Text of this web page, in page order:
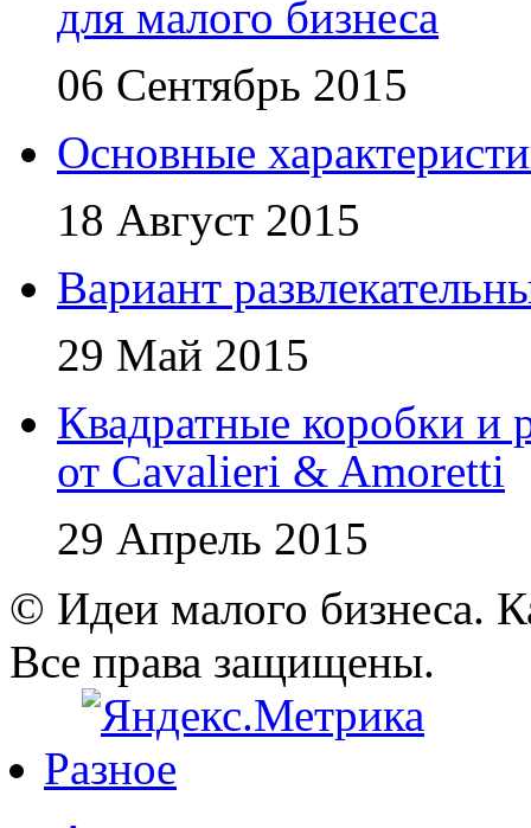
для малого бизнеса
06 Сентябрь 2015
Основные
18 Август 2015
Вариант
29 Май 2015
Квадратные коробки и
от Cavalieri & Amoretti
29 Апрель 2015
© Идеи малого бизнеса.
Все права защищены.
Разное